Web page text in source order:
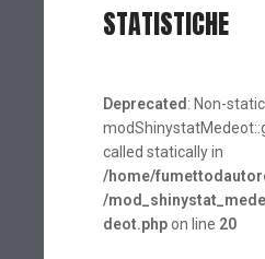
STATISTICHE
Deprecated : Non-
called statically in
/home/
/
deot.phpon line 20